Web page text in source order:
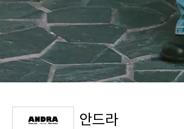
안드라